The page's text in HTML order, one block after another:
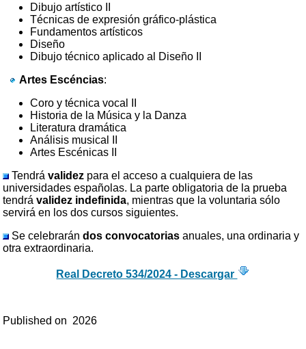
Dibujo artístico II
Técnicas de expresión gráfico-plástica
Fundamentos artísticos
Diseño
Dibujo técnico aplicado al Diseño II
Artes Escéncias:
Coro y técnica vocal II
Historia de la Música y la Danza
Literatura dramática
Análisis musical II
Artes Escénicas II
Tendrávalidez para el acceso a cualquiera de las
universidades españolas. La parte obligatoria de la prueba
tendrávalidez indefinida, mientras que la voluntaria sólo
servirá en los dos cursos siguientes.
Se celebrarándos convocatorias anuales, una ordinaria y
otra extraordinaria.
Real Decreto 534/2024 - Descargar
Published on 2026